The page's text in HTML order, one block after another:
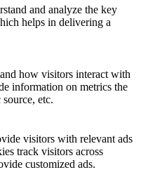
and analyze the key
helps in delivering a
how visitors interact with
information on metrics the
etc.
visitors with relevant ads
track visitors across
customized ads.